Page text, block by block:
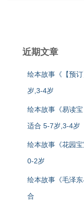
近期文章
绘本故事《【预
岁,3-4岁
绘本故事《易读
适合 5-7岁,3-4岁
绘本故事《花园
0-2岁
绘本故事《毛泽
合